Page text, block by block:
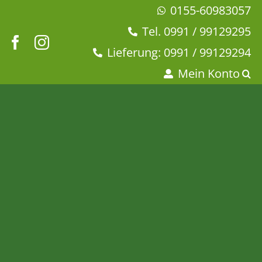
springen
0155-60983057
Tel. 0991 / 99129295
Lieferung: 0991 / 99129294
Mein Konto